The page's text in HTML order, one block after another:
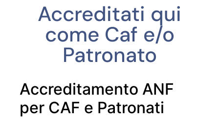
Accreditati qui
come Caf e/o
Patronato
Accreditamento ANF
per CAF e Patronati